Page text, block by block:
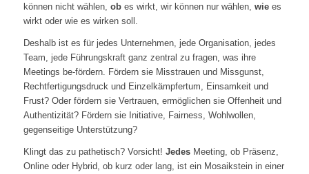
können nicht wählen, obes wirkt, wir können nur wählen, wiees
wirkt oder wie es wirken soll.
Deshalb ist es für jedes Unternehmen, jede Organisation, jedes
Team, jede Führungskraft ganz zentral zu fragen, was ihre
Meetings be-fördern. Fördern sie Misstrauen und Missgunst,
Rechtfertigungsdruck und Einzelkämpfertum, Einsamkeit und
Frust? Oder fördern sie Vertrauen, ermöglichen sie Offenheit und
Authentizität? Fördern sie Initiative, Fairness, Wohlwollen,
gegenseitige Unterstützung?
Klingt das zu pathetisch? Vorsicht! Jedes Meeting, ob Präsenz,
Online oder Hybrid, ob kurz oder lang, ist ein Mosaikstein in einer